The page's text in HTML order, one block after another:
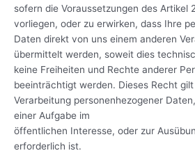
sofern die Voraussetzungen des Artikel
vorliegen, oder zu erwirken, dass Ihre
Daten direkt von uns einem anderen
übermittelt werden, soweit dies
keine Freiheiten und Rechte anderer
beeinträchtigt werden. Dieses Recht
Verarbeitung personenhezogener
einer Aufgabe im
öffentlichen Interesse, oder zur
erforderlich ist.